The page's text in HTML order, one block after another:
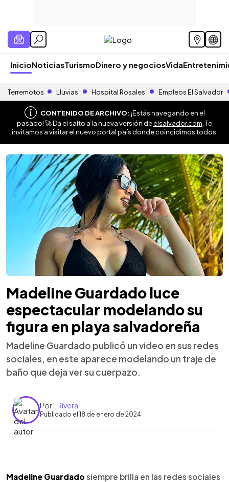
InicioNoticiasTurismoDinero y negociosVida
Terremotos Lluvias Hospital Rosales Empleos El Salvador
CONTENIDO DE ARCHIVO:¡Estás navegando en el
pasado! 🚀 Da el salto a la nueva versión deelsalvador.com . Te
invitamos a visitar el nuevo portal país donde coincidimos todos.
Madeline Guardado luce
espectacular modelando su
figura en playa salvadoreña
Madeline Guardado publicó un video en sus redes
sociales, en este aparece modelando un traje de
baño que deja ver su cuerpazo.
PorI. Rivera
Publicado el 18 de enero de 2024
► Escuchar artículo
Madeline Guardado siempre brilla en las redes sociales